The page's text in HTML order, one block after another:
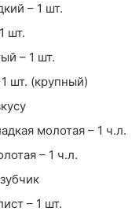
– 1 шт.
шт.
– 1 шт.
шт. (крупный)
молотая – 1 ч.л.
– 1 ч.л.
– 1 шт.